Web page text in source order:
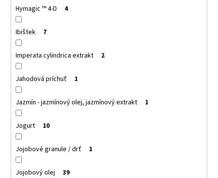
Hymagic ™ 4-D 4
Ibištek 7
Imperata cylindrica extrakt 2
Jahodová príchuť 1
Jazmín - jazmínový olej, jazmínový extrakt 1
Jogurt 10
Jojobové granule / drť 1
Jojobový olej 39